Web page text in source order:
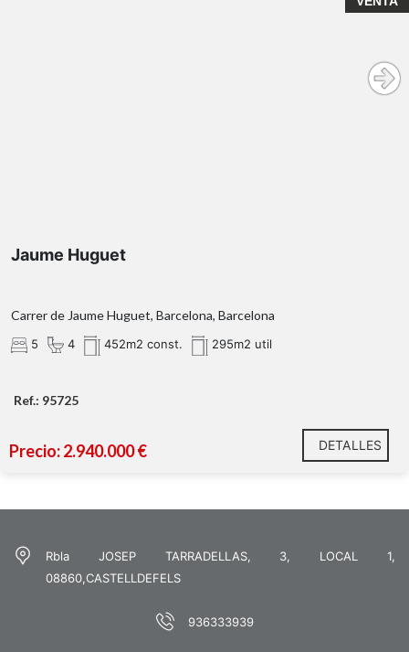
Jaume Huguet
Carrer de Jaume Huguet, Barcelona, Barcelona
5 4 452m2 const. 295m2 util
Ref.: 95725
Precio: 2.940.000 € DETALLES
Rbla JOSEP TARRADELLAS, 3, LOCAL 1,
08860,CASTELLDEFELS
936333939